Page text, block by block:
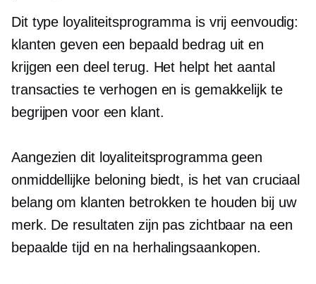
Dit type loyaliteitsprogramma is vrij eenvoudig:
klanten geven een bepaald bedrag uit en
krijgen een deel terug. Het helpt het aantal
transacties te verhogen en is gemakkelijk te
begrijpen voor een klant.
Aangezien dit loyaliteitsprogramma geen
onmiddellijke beloning biedt, is het van cruciaal
belang om klanten betrokken te houden bij uw
merk. De resultaten zijn pas zichtbaar na een
bepaalde tijd en na herhalingsaankopen.